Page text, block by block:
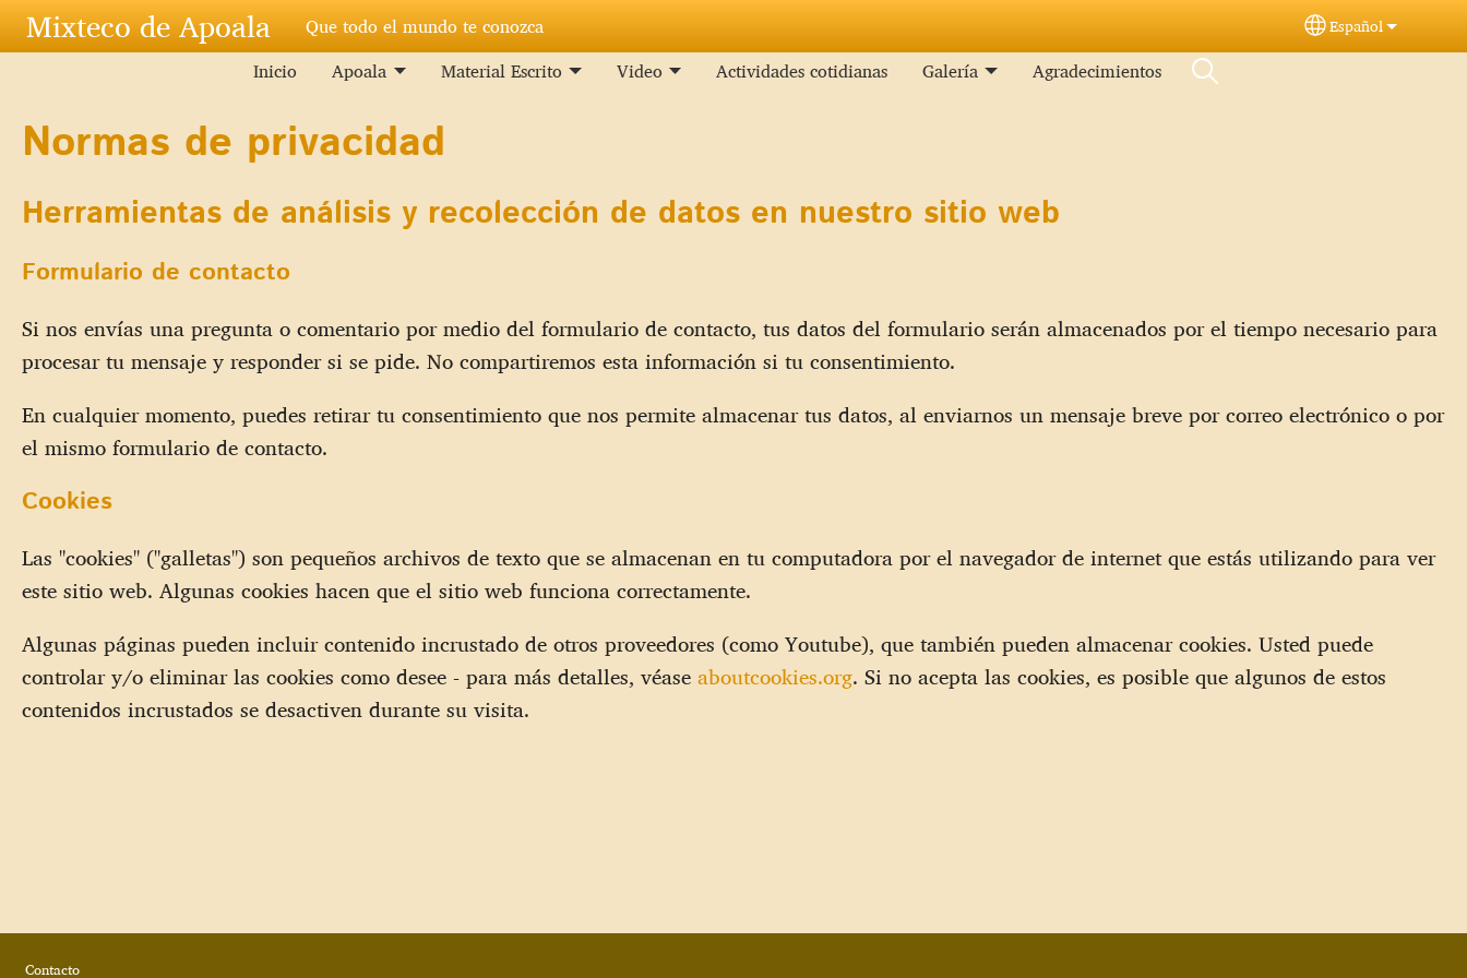
Pasar al contenido principal
Mixteco de Apoala Que todo el mundo te conozca Select your
Español
Inicio Apoala Material Escrito Video Actividades cotidianas Galería Agradecimientos
Normas de privacidad
Herramientas de análisis y recolección de datos en nuestro sitio web
Formulario de contacto
Si nos envías una pregunta o comentario por medio del formulario de contacto, tus datos del formulario serán almacenados por el tiempo necesario para
procesar tu mensaje y responder si se pide. No compartiremos esta información si tu consentimiento.
En cualquier momento, puedes retirar tu consentimiento que nos permite almacenar tus datos, al enviarnos un mensaje breve por correo electrónico o por
el mismo formulario de contacto.
Cookies
Las "cookies" ("galletas") son pequeños archivos de texto que se almacenan en tu computadora por el navegador de internet que estás utilizando para ver
este sitio web. Algunas cookies hacen que el sitio web funciona correctamente.
Algunas páginas pueden incluir contenido incrustado de otros proveedores (como Youtube), que también pueden almacenar cookies. Usted puede
controlar y/o eliminar las cookies como desee - para más detalles, véase aboutcookies.org. Si no acepta las cookies, es posible que algunos de estos
contenidos incrustados se desactiven durante su visita.
Contacto